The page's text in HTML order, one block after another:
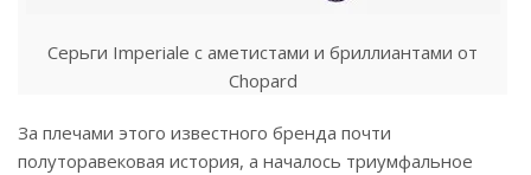
Серьги Imperiale с аметистами и бриллиантами от
Chopard
За плечами этого известного бренда почти
полуторавековая история, а началось триумфальное